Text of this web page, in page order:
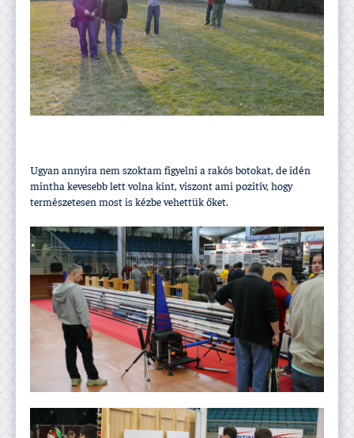
Ugyan annyira nem szoktam figyelni a rakós botokat, de idén
mintha kevesebb lett volna kint, viszont ami pozití­v, hogy
természetesen most is kézbe vehettük őket.